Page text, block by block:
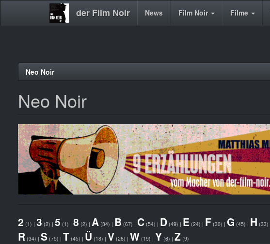
der Film Noir
Main News Film Noir Filme
Neo Noir
Neo Noir
2 (1) | 3 (2) | 5 (1) | 8 (2) | A (34) | B (67) | C (54) | D (49) | E (24) | F (30) | G (45) | H (33)
R (34) | S (75) | T (45) | Ü (18) | V (26) | W (19) | Y (6) | Z (9)